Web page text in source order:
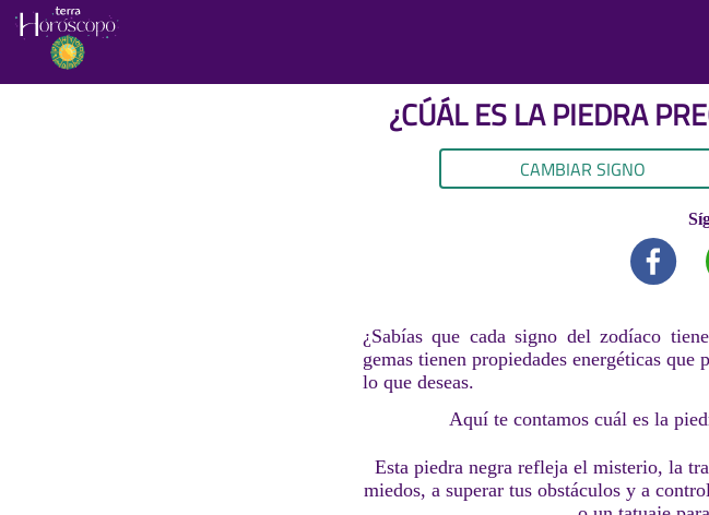
¿CÚÁL ES LA PIEDRA
CAMBIAR SIGNO
¿Sabías que cada signo del zodíaco
gemas tienen propiedades energéticas
lo que deseas.
Aquí te contamos cuál es la
Esta piedra negra refleja el misterio, la
miedos, a superar tus obstáculos y a